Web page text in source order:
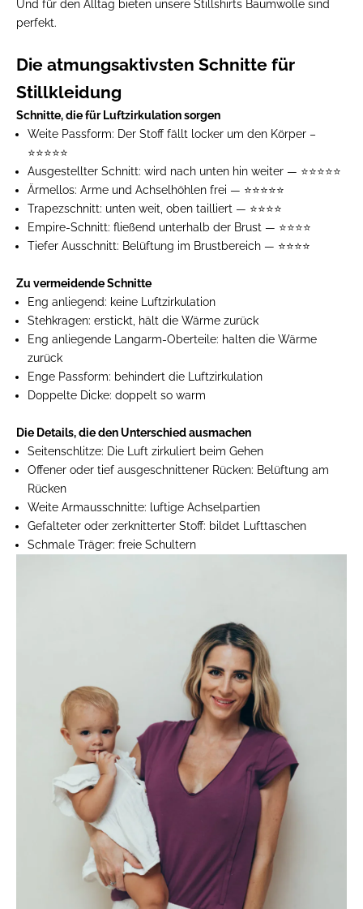
Und für den Alltag bieten unsere Stillshirts Baumwolle sind
perfekt.
Die atmungsaktivsten Schnitte für
Stillkleidung
Schnitte, die für Luftzirkulation sorgen
Weite Passform: Der Stoff fällt locker um den Körper –
⭐⭐⭐⭐⭐
Ausgestellter Schnitt: wird nach unten hin weiter — ⭐⭐⭐⭐⭐
Ärmellos: Arme und Achselhöhlen frei — ⭐⭐⭐⭐⭐
Trapezschnitt: unten weit, oben tailliert — ⭐⭐⭐⭐
Empire-Schnitt: fließend unterhalb der Brust — ⭐⭐⭐⭐
Tiefer Ausschnitt: Belüftung im Brustbereich — ⭐⭐⭐⭐
Zu vermeidende Schnitte
Eng anliegend: keine Luftzirkulation
Stehkragen: erstickt, hält die Wärme zurück
Eng anliegende Langarm-Oberteile: halten die Wärme
zurück
Enge Passform: behindert die Luftzirkulation
Doppelte Dicke: doppelt so warm
Die Details, die den Unterschied ausmachen
Seitenschlitze: Die Luft zirkuliert beim Gehen
Offener oder tief ausgeschnittener Rücken: Belüftung am
Rücken
Weite Armausschnitte: luftige Achselpartien
Gefalteter oder zerknitterter Stoff: bildet Lufttaschen
Schmale Träger: freie Schultern